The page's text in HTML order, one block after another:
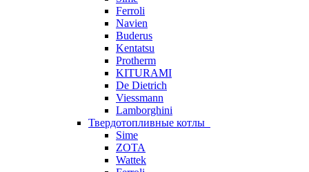
Ferroli
Navien
Buderus
Kentatsu
Protherm
KITURAMI
De Dietrich
Viessmann
Lamborghini
Твердотопливные котлы
Sime
ZOTA
Wattek